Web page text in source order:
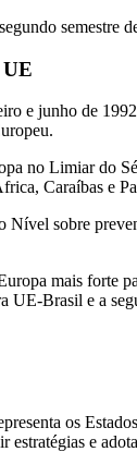
semestre
UE
e junho de
no Limiar do
Caraíbas e
sobre
mais forte
UE-Brasil e a
os
estratégias e